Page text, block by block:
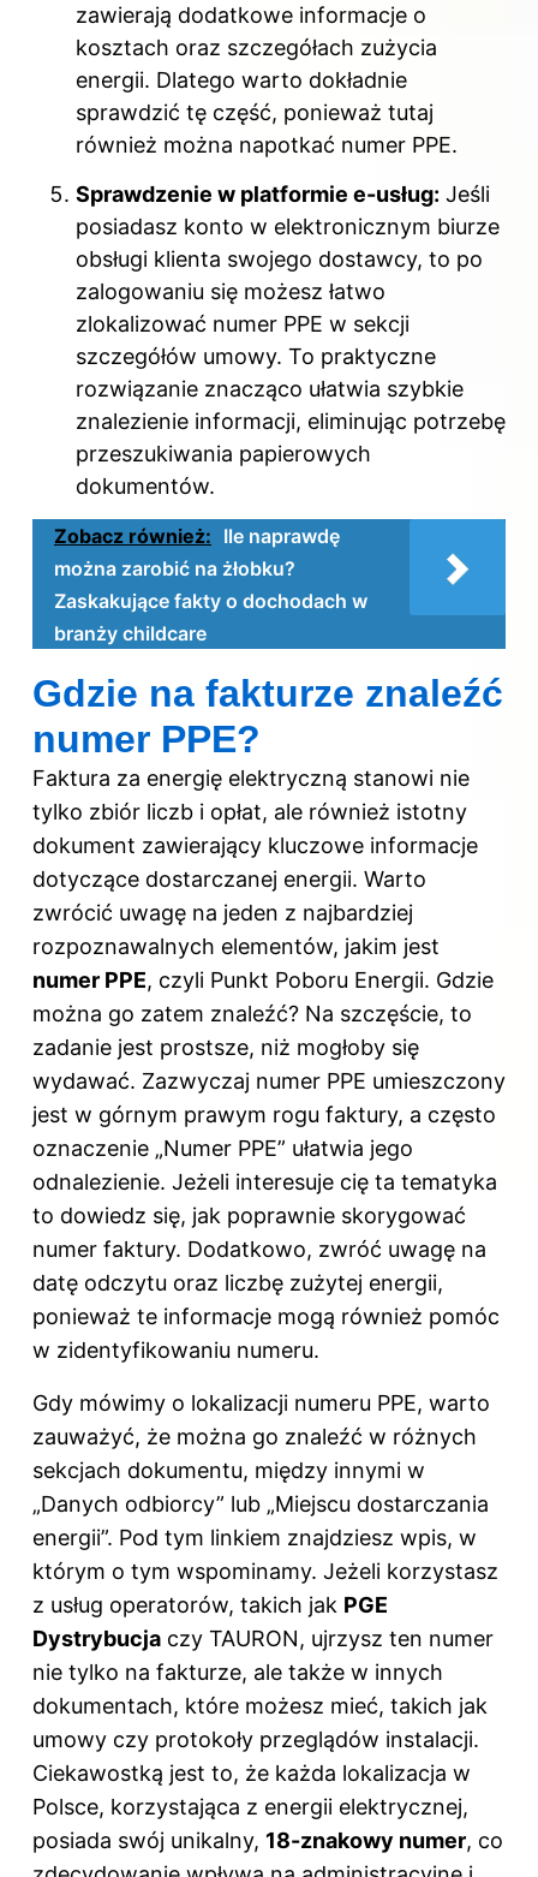
zawierają dodatkowe informacje o
kosztach oraz szczegółach zużycia
energii. Dlatego warto dokładnie
sprawdzić tę część, ponieważ tutaj
również można napotkać numer PPE.
Sprawdzenie w platformie e-usług: Jeśli
posiadasz konto w elektronicznym biurze
obsługi klienta swojego dostawcy, to po
zalogowaniu się możesz łatwo
zlokalizować numer PPE w sekcji
szczegółów umowy. To praktyczne
rozwiązanie znacząco ułatwia szybkie
znalezienie informacji, eliminując potrzebę
przeszukiwania papierowych
dokumentów.
Zobacz również: Ile naprawdę
można zarobić na żłobku?
Zaskakujące fakty o dochodach w
branży childcare
Gdzie na fakturze znaleźć
numer PPE?
Faktura za energię elektryczną stanowi nie
tylko zbiór liczb i opłat, ale również istotny
dokument zawierający kluczowe informacje
dotyczące dostarczanej energii. Warto
zwrócić uwagę na jeden z najbardziej
rozpoznawalnych elementów, jakim jest
numer PPE, czyli Punkt Poboru Energii. Gdzie
można go zatem znaleźć? Na szczęście, to
zadanie jest prostsze, niż mogłoby się
wydawać. Zazwyczaj numer PPE umieszczony
jest w górnym prawym rogu faktury, a często
oznaczenie „Numer PPE” ułatwia jego
odnalezienie. Jeżeli interesuje cię ta tematyka
to dowiedz się, jak poprawnie skorygować
numer faktury. Dodatkowo, zwróć uwagę na
datę odczytu oraz liczbę zużytej energii,
ponieważ te informacje mogą również pomóc
w zidentyfikowaniu numeru.
Gdy mówimy o lokalizacji numeru PPE, warto
zauważyć, że można go znaleźć w różnych
sekcjach dokumentu, między innymi w
„Danych odbiorcy” lub „Miejscu dostarczania
energii”. Pod tym linkiem znajdziesz wpis, w
którym o tym wspominamy. Jeżeli korzystasz
z usług operatorów, takich jak PGE
Dystrybucja czy TAURON, ujrzysz ten numer
nie tylko na fakturze, ale także w innych
dokumentach, które możesz mieć, takich jak
umowy czy protokoły przeglądów instalacji.
Ciekawostką jest to, że każda lokalizacja w
Polsce, korzystająca z energii elektrycznej,
posiada swój unikalny, 18-znakowy numer, co